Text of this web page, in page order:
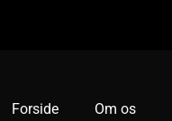
Forside Om os